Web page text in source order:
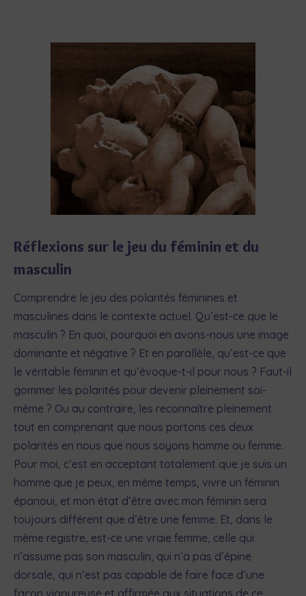
Réflexions sur le jeu du féminin et du
masculin
Comprendre le jeu des polarités féminines et
masculines dans le contexte actuel. Qu’est-ce que le
masculin ? En quoi, pourquoi en avons-nous une image
dominante et négative ? Et en parallèle, qu’est-ce que
le véritable féminin et qu’évoque-t-il pour nous ? Faut-il
gommer les polarités pour devenir pleinement soi-
même ? Ou au contraire, les reconnaître pleinement
tout en comprenant que nous portons ces deux
polarités en nous que nous soyons homme ou femme.
Pour moi, c’est en acceptant totalement que je suis un
homme que je peux, en même temps, vivre un féminin
épanoui, et mon état d’être avec mon féminin sera
toujours différent que d’être une femme. Et, dans le
même registre, est-ce une vraie femme, celle qui
n’assume pas son masculin, qui n’a pas d’épine
dorsale, qui n’est pas capable de faire face d’une
façon vigoureuse et affirmée aux situations de ce